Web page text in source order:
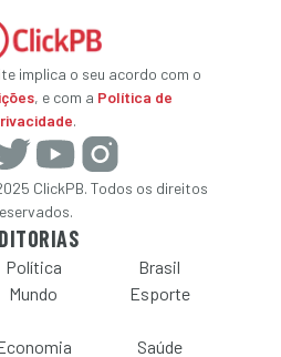
implica o seu acordo com o
, e com a Política de
.
ClickPB. Todos os direitos
Política
Brasil
Mundo Esporte
Saúde